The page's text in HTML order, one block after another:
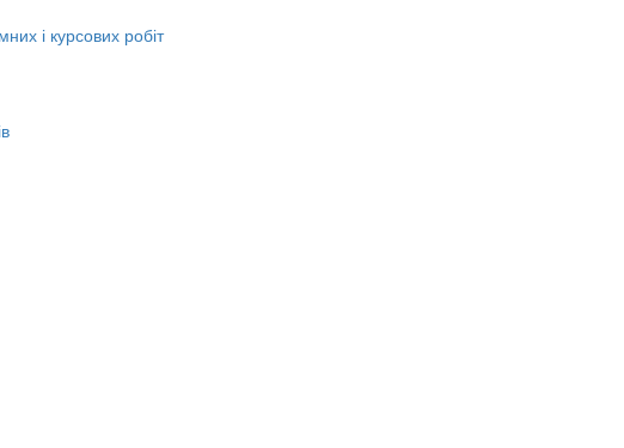
і курсових робіт